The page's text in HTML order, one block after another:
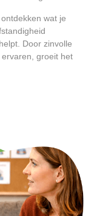
wat je
Door zinvolle
groeit het